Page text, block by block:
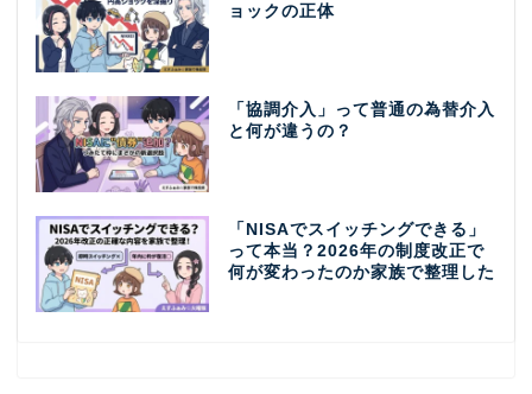
ョックの正体
「協調介入」って普通の為替介入
と何が違うの？
「NISAでスイッチングできる」
って本当？2026年の制度改正で
何が変わったのか家族で整理した